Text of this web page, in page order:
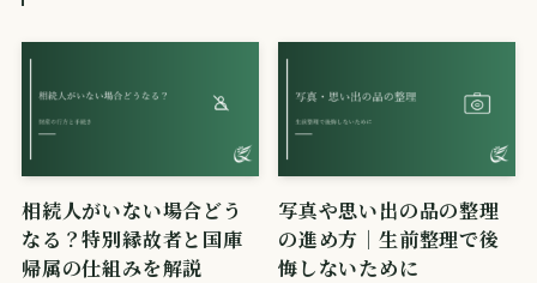
相続人がいない場合どう
なる？特別縁故者と国庫
帰属の仕組みを解説
写真や思い出の品の整理
の進め方｜生前整理で後
悔しないために